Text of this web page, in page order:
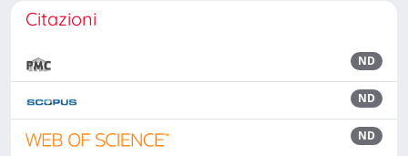
Citazioni
ND
ND
ND